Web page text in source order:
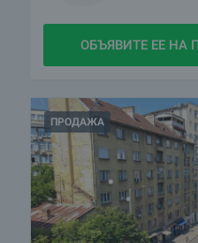
ОБЪЯВИТЕ ЕЕ
ПРОДАЖА